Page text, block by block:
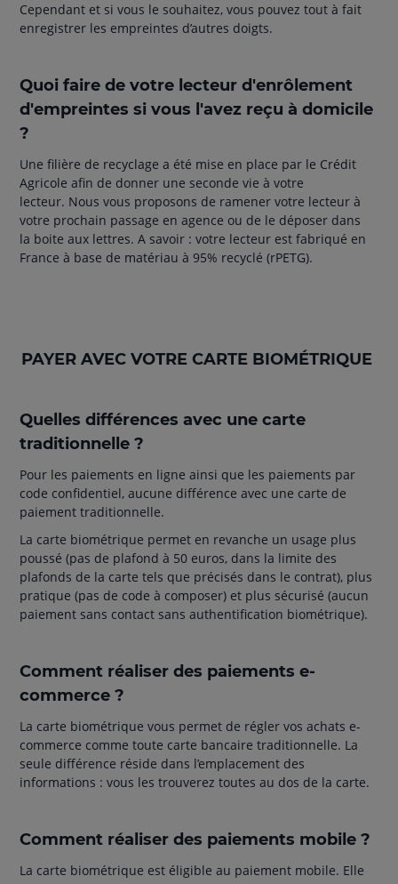
Cependant et si vous le souhaitez, vous pouvez tout à fait
enregistrer les empreintes d’autres doigts.
Quoi faire de votre lecteur d'enrôlement
d'empreintes si vous l'avez reçu à domicile
?
Une filière de recyclage a été mise en place par le Crédit
Agricole afin de donner une seconde vie à votre
lecteur. Nous vous proposons de ramener votre lecteur à
votre prochain passage en agence ou de le déposer dans
la boite aux lettres. A savoir : votre lecteur est fabriqué en
France à base de matériau à 95% recyclé (rPETG).
PAYER AVEC VOTRE CARTE BIOMÉTRIQUE
Quelles différences avec une carte
traditionnelle ?
Pour les paiements en ligne ainsi que les paiements par
code confidentiel, aucune différence avec une carte de
paiement traditionnelle.
La carte biométrique permet en revanche un usage plus
poussé (pas de plafond à 50 euros, dans la limite des
plafonds de la carte tels que précisés dans le contrat), plus
pratique (pas de code à composer) et plus sécurisé (aucun
paiement sans contact sans authentification biométrique).
Comment réaliser des paiements e-
commerce ?
La carte biométrique vous permet de régler vos achats e-
commerce comme toute carte bancaire traditionnelle. La
seule différence réside dans l’emplacement des
informations : vous les trouverez toutes au dos de la carte.
Comment réaliser des paiements mobile ?
La carte biométrique est éligible au paiement mobile. Elle